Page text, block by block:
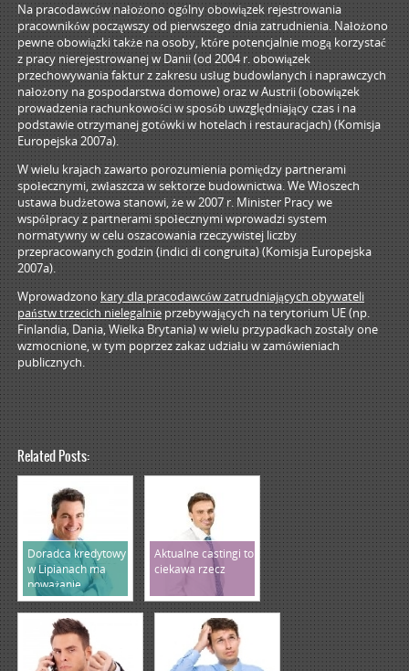
Na pracodawców nałożono ogólny obowiązek rejestrowania
pracowników począwszy od pierwszego dnia zatrudnienia. Nałożono
pewne obowiązki także na osoby, które potencjalnie mogą korzystać
z pracy nierejestrowanej w Danii (od 2004 r. obowiązek
przechowywania faktur z zakresu usług budowlanych i naprawczych
nałożony na gospodarstwa domowe) oraz w Austrii (obowiązek
prowadzenia rachunkowości w sposób uwzględniający czas i na
podstawie otrzymanej gotówki w hotelach i restauracjach) (Komisja
Europejska 2007a).
W wielu krajach zawarto porozumienia pomiędzy partnerami
społecznymi, zwłaszcza w sektorze budownictwa. We Włoszech
ustawa budżetowa stanowi, że w 2007 r. Minister Pracy we
współpracy z partnerami społecznymi wprowadzi system
normatywny w celu oszacowania rzeczywistej liczby
przepracowanych godzin (indici di congruita) (Komisja Europejska
2007a).
Wprowadzonokary dla pracodawców zatrudniających obywateli
państw trzecich nielegalnieprzebywających na terytorium UE (np.
Finlandia, Dania, Wielka Brytania) w wielu przypadkach zostały one
wzmocnione, w tym poprzez zakaz udziału w zamówieniach
publicznych.
Related Posts:
Doradca kredytowy
w Lipianach ma
poważanie
Aktualne castingi to
ciekawa rzecz